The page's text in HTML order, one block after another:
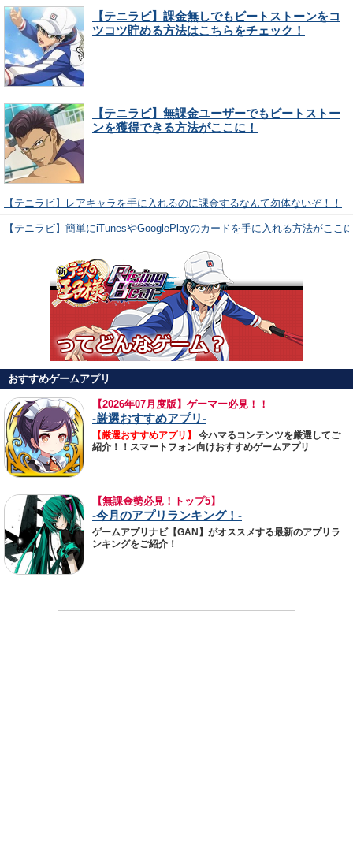
【テニラビ】課金無しでもビートストーンをコ
ツコツ貯める方法はこちらをチェック！
【テニラビ】無課金ユーザーでもビートストー
ンを獲得できる方法がここに！
【テニラビ】レアキャラを手に入れるのに課金するなんて勿体ないぞ！！
【テニラビ】簡単にiTunesやGooglePlayのカードを手に入れる方法がここ
おすすめゲームアプリ
【2026年07月度版】ゲーマー必見！！
-厳選おすすめアプリ-
【厳選おすすめアプリ】
今ハマるコンテンツを厳選してご
紹介！！スマートフォン向けおすすめゲームアプリ
【無課金勢必見！トップ5】
-今月のアプリランキング！-
ゲームアプリナビ【GAN】がオススメする最新のアプリラ
ンキングをご紹介！